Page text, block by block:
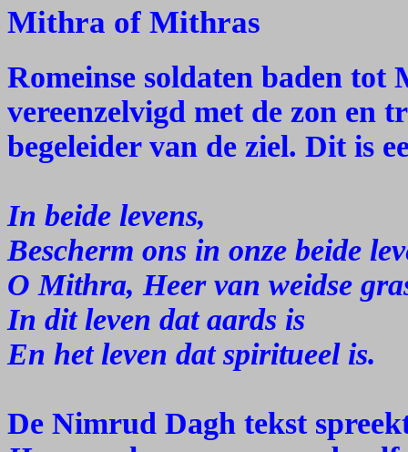
Mithra of Mithras
Romeinse soldaten baden
vereenzelvigd met de zon en
begeleider van de ziel. Dit is
In beide levens,
Bescherm ons in onze beide
O Mithra, Heer van weidse
In dit leven dat aards is
En het leven dat spiritueel is.
De Nimrud Dagh tekst